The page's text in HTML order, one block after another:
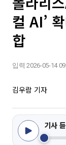
컬 AI’
합
입력 2026-05-14
김우람 기자
기사